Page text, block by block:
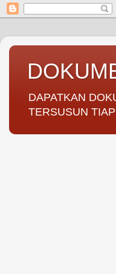
DAPATKAN
TERSUSUN